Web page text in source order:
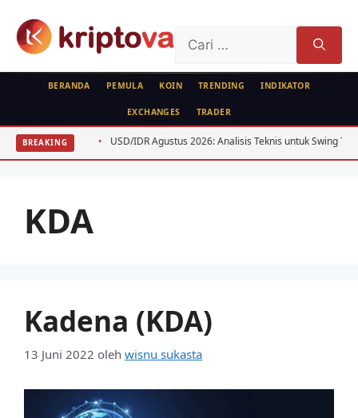
untuk:
BERANDA PEMULA KOIN TRENDING INDIKATOR
EXCHANGES TRADER
BREAKING
BTC ETH USD/IDR Agustus 2026: Analisis Teknis untuk Swing Trader
KDA
Kadena (KDA)
13 Juni 2022 oleh wisnu sukasta